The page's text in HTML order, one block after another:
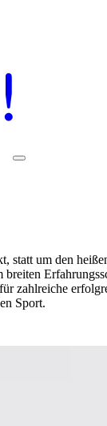
statt um den
zahlreiche
Sport.